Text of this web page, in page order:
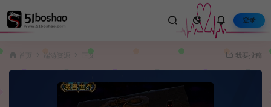
登录
端游资源 正文 我要投稿